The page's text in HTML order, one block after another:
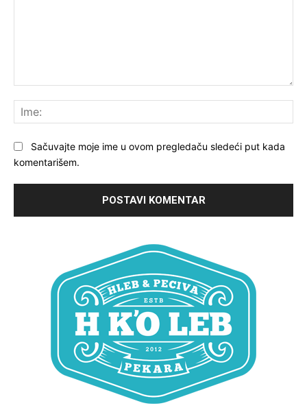
Sačuvajte moje ime u ovom pregledaču sledeći put kada
komentarišem.